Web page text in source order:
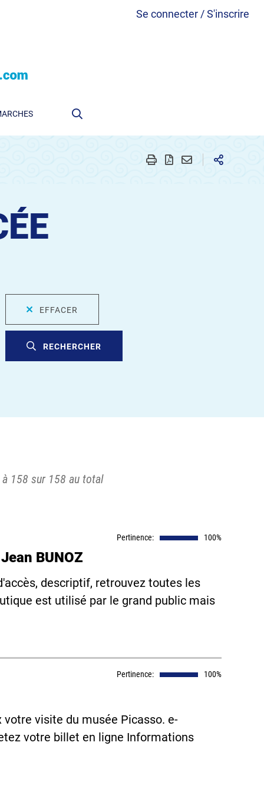
Se connecter / S'inscrire
EFFACER
RECHERCHER
158 sur 158 au total
Pertinence: 100%
BUNOZ
descriptif, retrouvez toutes les
est utilisé par le grand public mais
Pertinence: 100%
visite du musée Picasso. e-
votre billet en ligne Informations